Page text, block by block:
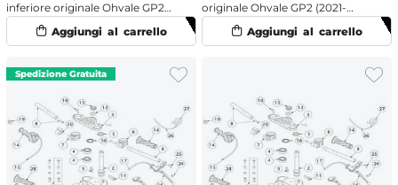
inferiore originale Ohvale GP2
(2021-2025)
originale Ohvale GP2 (2021-
2025)